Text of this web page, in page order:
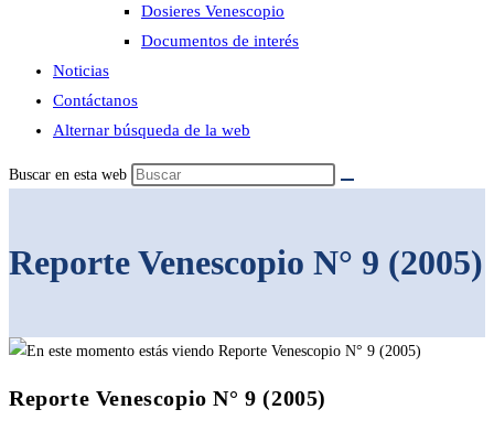
Dosieres Venescopio
Documentos de interés
Noticias
Contáctanos
Alternar búsqueda de la web
Buscar en esta web
Reporte Venescopio N° 9 (2005)
Reporte Venescopio N° 9 (2005)